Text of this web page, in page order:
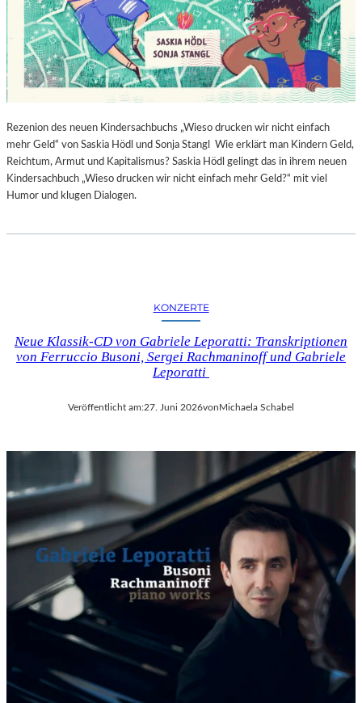
Rezenion des neuen Kindersachbuchs „Wieso drucken wir nicht einfach
mehr Geld“ von Saskia Hödl und Sonja Stangl Wie erklärt man Kindern Geld,
Reichtum, Armut und Kapitalismus? Saskia Hödl gelingt das in ihrem neuen
Kindersachbuch „Wieso drucken wir nicht einfach mehr Geld?“ mit viel
Humor und klugen Dialogen.
KONZERTE
Neue Klassik-CD von Gabriele Leporatti: Transkriptionen
von Ferruccio Busoni, Sergei Rachmaninoff und Gabriele
Leporatti
Veröffentlicht am:27. Juni 2026vonMichaela Schabel